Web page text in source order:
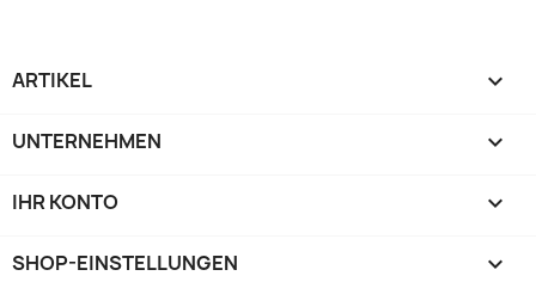
ARTIKEL 
UNTERNEHMEN 
IHR KONTO 
SHOP-EINSTELLUNGEN keyboard_arrow_down